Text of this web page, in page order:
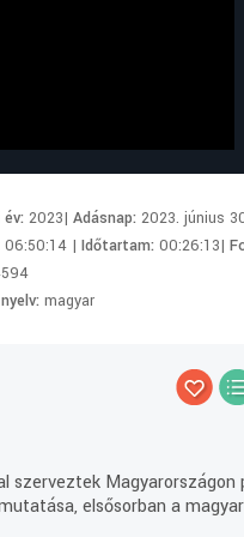
év:2023|Adásnap:2023. június
06:50:14 |Időtartam:00:26:13|
magyar
szerveztek
elsősorban a